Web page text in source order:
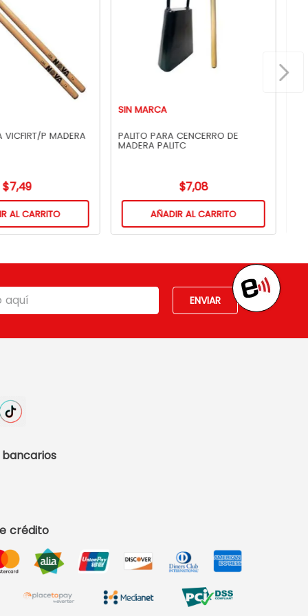
VICFIRT/P MADERA
$7,49
AL CARRITO
SIN MARCA
PALITO PARA CENCERRO DE
MADERA PALITC
$7,08
AÑADIR AL CARRITO
ENVIAR
crédito